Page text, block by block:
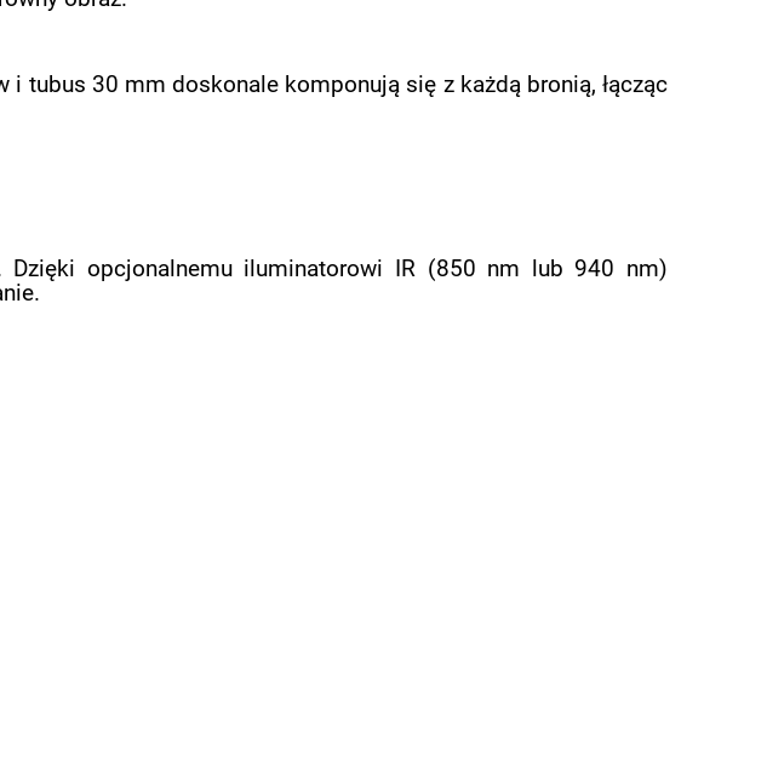
i tubus 30 mm doskonale komponują się z każdą bronią, łącząc
Dzięki opcjonalnemu iluminatorowi IR (850 nm lub 940 nm)